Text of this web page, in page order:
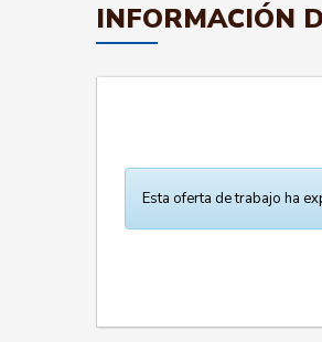
INFORMACIÓN
Esta oferta de trabajo ha